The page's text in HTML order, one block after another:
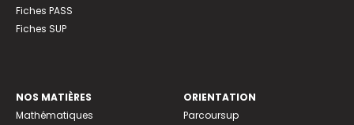
Fiches PASS
Fiches SUP
NOS MATIÈRES
Mathématiques
ORIENTATION
Parcoursup